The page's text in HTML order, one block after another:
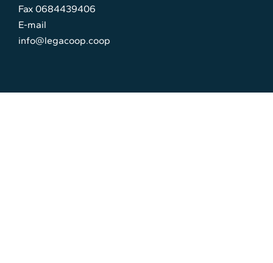
Fax 0684439406
E-mail
info@legacoop.coop